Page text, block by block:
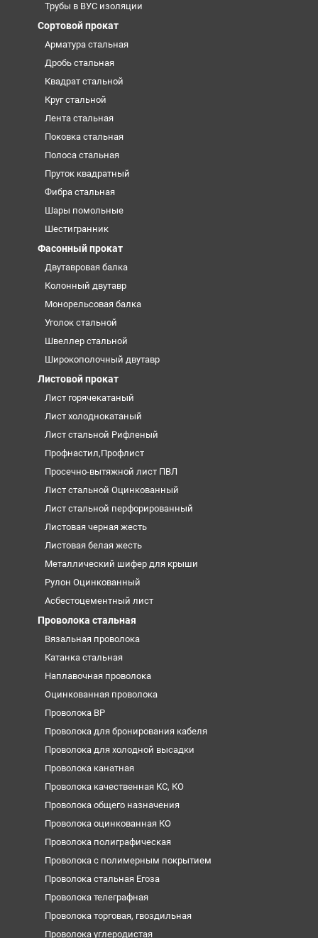
Трубы в ВУС изоляции
Сортовой прокат
Арматура стальная
Дробь стальная
Квадрат стальной
Круг стальной
Лента стальная
Поковка стальная
Полоса стальная
Пруток квадратный
Фибра стальная
Шары помольные
Шестигранник
Фасонный прокат
Двутавровая балка
Колонный двутавр
Монорельсовая балка
Уголок стальной
Швеллер стальной
Широкополочный двутавр
Листовой прокат
Лист горячекатаный
Лист холоднокатаный
Лист стальной Рифленый
Профнастил,Профлист
Просечно-вытяжной лист ПВЛ
Лист стальной Оцинкованный
Лист стальной перфорированный
Листовая черная жесть
Листовая белая жесть
Металлический шифер для крыши
Рулон Оцинкованный
Асбестоцементный лист
Проволока стальная
Вязальная проволока
Катанка стальная
Наплавочная проволока
Оцинкованная проволока
Проволока ВР
Проволока для бронирования кабеля
Проволока для холодной высадки
Проволока канатная
Проволока качественная КС, КО
Проволока общего назначения
Проволока оцинкованная КО
Проволока полиграфическая
Проволока с полимерным покрытием
Проволока стальная Егоза
Проволока телеграфная
Проволока торговая, гвоздильная
Проволока углеродистая